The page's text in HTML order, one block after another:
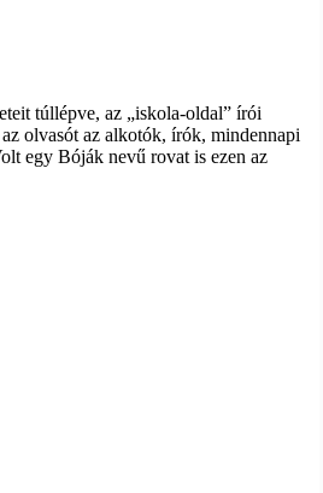
túllépve, az „iskola-oldal” írói
olvasót az alkotók, írók, min­dennapi
egy Bóják nevű rovat is ezen az